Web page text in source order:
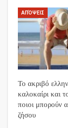
ΑΠΌΨΕΙΣ
Το ακριβό
καλοκαίρι και
ποιοι μπορούν
ζήσου